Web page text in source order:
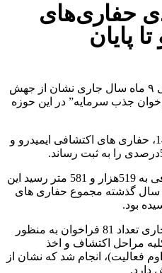
حفاری‌های
پایان
فعالیت های اکتشافی ایمیدرو طی ۹ ماه سال جاری نشان از جهش
جذب سرمایه” در این حوزه
از ابتدای سال تا پایان آذر ماه 1403، حفاری های اکتشافی ایمیدرو و
در این مدت میزان حفاری اکتشافی به 519هزار و 581 متر رسید این
گذشته مجموع حفاری های
از سوی دیگر در سه فصل سال جاری تعداد 81 فراخوان به منظور
مراحل اکتشاف و اخذ
فعالیت)، انجام شد که نشان از